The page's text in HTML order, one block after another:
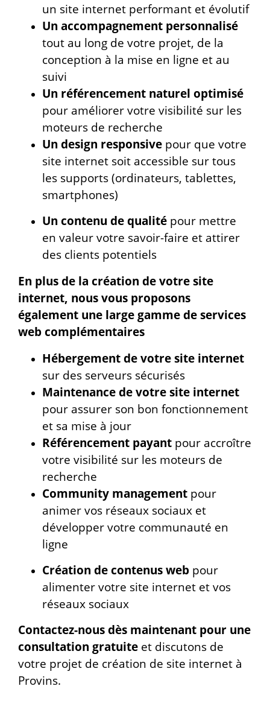
un site internet performant et évolutif
Un accompagnement personnalisé
tout au long de votre projet, de la
conception à la mise en ligne et au
suivi
Un référencement naturel optimisé
pour améliorer votre visibilité sur les
moteurs de recherche
Un design responsive pour que votre
site internet soit accessible sur tous
les supports (ordinateurs, tablettes,
smartphones)
Un contenu de qualité pour mettre
en valeur votre savoir-faire et attirer
des clients potentiels
En plus de la création de votre site
internet, nous vous proposons
également une large gamme de services
web complémentaires
Hébergement de votre site internet
sur des serveurs sécurisés
Maintenance de votre site internet
pour assurer son bon fonctionnement
et sa mise à jour
Référencement payant pour accroître
votre visibilité sur les moteurs de
recherche
Community management pour
animer vos réseaux sociaux et
développer votre communauté en
ligne
Création de contenus web pour
alimenter votre site internet et vos
réseaux sociaux
Contactez-nous dès maintenant pour une
consultation gratuite et discutons de
votre projet de création de site internet à
Provins.